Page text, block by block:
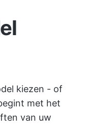
kiezen - of
met het
van uw